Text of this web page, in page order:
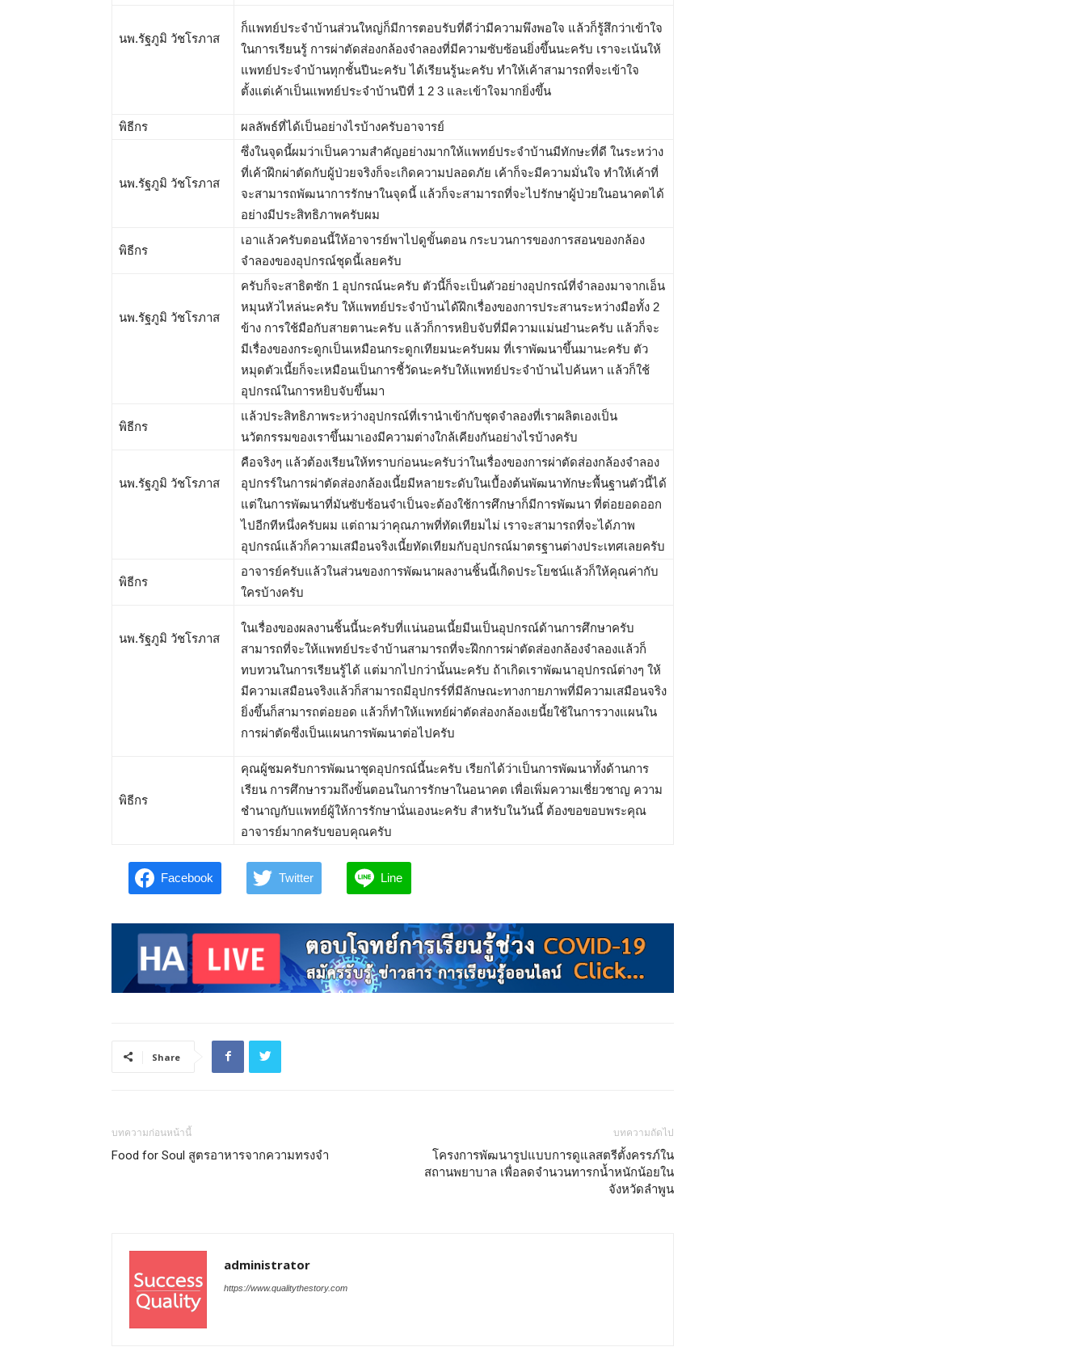
นพ.รัฐภูมิ วัชโรภาส
ก็แพทย์ประจำบ้านส่วนใหญ่ก็มีการตอบรับที่ดีว่ามีความพึงพอใจ แล้วก็รู้สึกว่าเข้าใจ
ในการเรียนรู้ การผ่าตัดส่องกล้องจำลองที่มีความซับซ้อนยิ่งขึ้นนะครับ เราจะเน้นให้
แพทย์ประจำบ้านทุกชั้นปีนะครับ ได้เรียนรู้นะครับ ทำให้เค้าสามารถที่จะเข้าใจ
ตั้งแต่เค้าเป็นแพทย์ประจำบ้านปีที่ 1 2 3 และเข้าใจมากยิ่งขึ้น
พิธีกร ผลลัพธ์ที่ได้เป็นอย่างไรบ้างครับอาจารย์
นพ.รัฐภูมิ วัชโรภาส
ซึ่งในจุดนี้ผมว่าเป็นความสำคัญอย่างมากให้แพทย์ประจำบ้านมีทักษะที่ดี ในระหว่าง
ที่เค้าฝึกผ่าตัดกับผู้ป่วยจริงก็จะเกิดความปลอดภัย เค้าก็จะมีความมั่นใจ ทำให้เค้าที่
จะสามารถพัฒนาการรักษาในจุดนี้ แล้วก็จะสามารถที่จะไปรักษาผู้ป่วยในอนาคตได้
อย่างมีประสิทธิภาพครับผม
พิธีกร
เอาแล้วครับตอนนี้ให้อาจารย์พาไปดูขั้นตอน กระบวนการของการสอนของกล้อง
จำลองของอุปกรณ์ชุดนี้เลยครับ
นพ.รัฐภูมิ วัชโรภาส
ครับก็จะสาธิตซัก 1 อุปกรณ์นะครับ ตัวนี้ก็จะเป็นตัวอย่างอุปกรณ์ที่จำลองมาจากเอ็น
หมุนหัวไหล่นะครับ ให้แพทย์ประจำบ้านได้ฝึกเรื่องของการประสานระหว่างมือทั้ง 2
ข้าง การใช้มือกับสายตานะครับ แล้วก็การหยิบจับที่มีความแม่นยำนะครับ แล้วก็จะ
มีเรื่องของกระดูกเป็นเหมือนกระดูกเทียมนะครับผม ที่เราพัฒนาขึ้นมานะครับ ตัว
หมุดตัวเนี้ยก็จะเหมือนเป็นการชี้วัดนะครับให้แพทย์ประจำบ้านไปค้นหา แล้วก็ใช้
อุปกรณ์ในการหยิบจับขึ้นมา
พิธีกร
แล้วประสิทธิภาพระหว่างอุปกรณ์ที่เรานำเข้ากับชุดจำลองที่เราผลิตเองเป็น
นวัตกรรมของเราขึ้นมาเองมีความต่างใกล้เคียงกันอย่างไรบ้างครับ
นพ.รัฐภูมิ วัชโรภาส
คือจริงๆ แล้วต้องเรียนให้ทราบก่อนนะครับว่าในเรื่องของการผ่าตัดส่องกล้องจำลอง
อุปกรร์ในการผ่าตัดส่องกล้องเนี้ยมีหลายระดับในเบื้องต้นพัฒนาทักษะพื้นฐานตัวนี้ได้
แต่ในการพัฒนาที่มันซับซ้อนจำเป็นจะต้องใช้การศึกษาก็มีการพัฒนา ที่ต่อยอดออก
ไปอีกทีหนึ่งครับผม แต่ถามว่าคุณภาพที่ทัดเทียมไม่ เราจะสามารถที่จะได้ภาพ
อุปกรณ์แล้วก็ความเสมือนจริงเนี้ยทัดเทียมกับอุปกรณ์มาตรฐานต่างประเทศเลยครับ
พิธีกร
อาจารย์ครับแล้วในส่วนของการพัฒนาผลงานชิ้นนี้เกิดประโยชน์แล้วก็ให้คุณค่ากับ
ใครบ้างครับ
นพ.รัฐภูมิ วัชโรภาส
ในเรื่องของผลงานชิ้นนี้นะครับที่แน่นอนเนี้ยมีนเป็นอุปกรณ์ด้านการศึกษาครับ
สามารถที่จะให้แพทย์ประจำบ้านสามารถที่จะฝึกการผ่าตัดส่องกล้องจำลองแล้วก็
ทบทวนในการเรียนรู้ได้ แต่มากไปกว่านั้นนะครับ ถ้าเกิดเราพัฒนาอุปกรณ์ต่างๆ ให้
มีความเสมือนจริงแล้วก็สามารถมีอุปกรร์ที่มีลักษณะทางกายภาพที่มีความเสมือนจริง
ยิ่งขึ้นก็สามารถต่อยอด แล้วก็ทำให้แพทย์ผ่าตัดส่องกล้องเยนี้ยใช้ในการวางแผนใน
การผ่าตัดซึ่งเป็นแผนการพัฒนาต่อไปครับ
พิธีกร
คุณผู้ชมครับการพัฒนาชุดอุปกรณ์นี้นะครับ เรียกได้ว่าเป็นการพัฒนาทั้งด้านการ
เรียน การศึกษารวมถึงขั้นตอนในการรักษาในอนาคต เพื่อเพิ่มความเชี่ยวชาญ ความ
ชำนาญกับแพทย์ผู้ให้การรักษานั่นเองนะครับ สำหรับในวันนี้ ต้องขอขอบพระคุณ
อาจารย์มากครับขอบคุณครับ
Facebook Twitter Line
Share
บทความก่อนหน้านี้
Food for Soul สูตรอาหารจากความทรงจำ
บทความถัดไป
โครงการพัฒนารูปแบบการดูแลสตรีตั้งครรภ์ใน
สถานพยาบาล เพื่อลดจำนวนทารกน้ำหนักน้อยใน
จังหวัดลำพูน
administrator
https://www.qualitythestory.com